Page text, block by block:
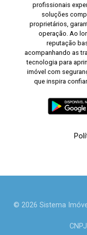
profissionais
soluções
proprietários,
operação. Ao
reputação
acompanhando as
tecnologia para
imóvel com
que inspira
© 2026 Sistema